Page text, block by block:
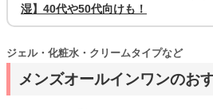
湿】40代や50代向けも！
メンズオールインワンのお
ジェル・化粧水・クリームタイプなど